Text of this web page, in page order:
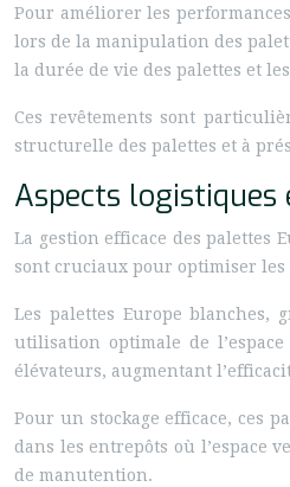
Pour améliorer les
lors de la manipulation des
la durée de vie des palettes et
Ces revêtements sont
structurelle des palettes et à
Aspects
La gestion efficace des palettes
sont cruciaux pour optimiser
Les palettes Europe blanches,
utilisation optimale de
élévateurs, augmentant
Pour un stockage efficace, ces
dans les entrepôts où l’espace
de manutention.